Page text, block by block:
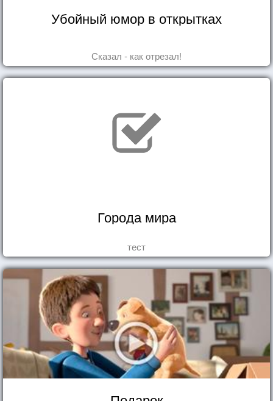
Убойный юмор в открытках
Сказал - как отрезал!
Города мира
тест